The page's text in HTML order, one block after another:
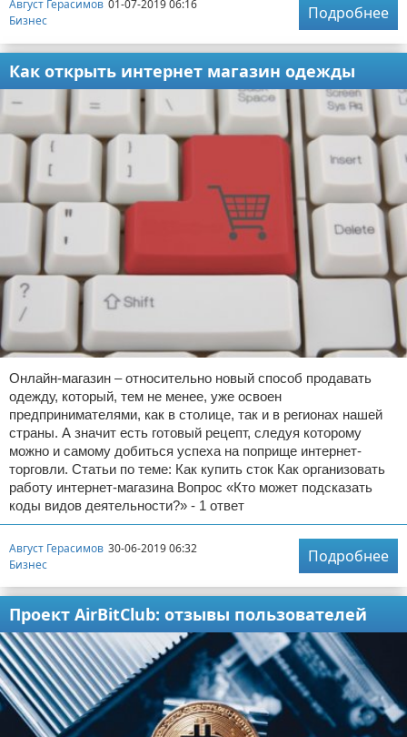
Август Герасимов 01-07-2019 06:16
Бизнес
Подробнее
Как открыть интернет магазин одежды
Онлайн-магазин – относительно новый способ продавать
одежду, который, тем не менее, уже освоен
предпринимателями, как в столице, так и в регионах нашей
страны. А значит есть готовый рецепт, следуя которому
можно и самому добиться успеха на поприще интернет-
торговли. Статьи по теме: Как купить сток Как организовать
работу интернет-магазина Вопрос «Кто может подсказать
коды видов деятельности?» - 1 ответ
Август Герасимов 30-06-2019 06:32
Бизнес
Подробнее
Проект AirBitClub: отзывы пользователей